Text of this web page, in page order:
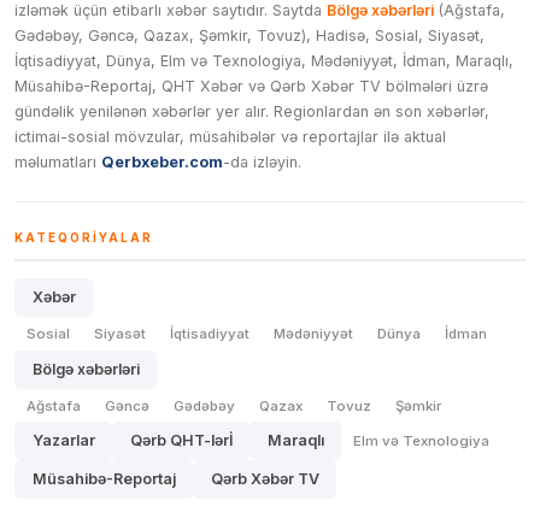
izləmək üçün etibarlı xəbər saytıdır. Saytda Bölgə xəbərləri (Ağstafa,
Gədəbəy, Gəncə, Qazax, Şəmkir, Tovuz), Hadisə, Sosial, Siyasət,
İqtisadiyyat, Dünya, Elm və Texnologiya, Mədəniyyət, İdman, Maraqlı,
Müsahibə-Reportaj, QHT Xəbər və Qərb Xəbər TV bölmələri üzrə
gündəlik yenilənən xəbərlər yer alır. Regionlardan ən son xəbərlər,
ictimai-sosial mövzular, müsahibələr və reportajlar ilə aktual
məlumatları Qerbxeber.com-da izləyin.
KATEQORIYALAR
Xəbər
Sosial Siyasət İqtisadiyyat Mədəniyyət Dünya İdman
Bölgə xəbərləri
Ağstafa Gəncə Gədəbəy Qazax Tovuz Şəmkir
Yazarlar Qərb QHT-lərİ Maraqlı Elm və Texnologiya
Müsahibə-Reportaj Qərb Xəbər TV